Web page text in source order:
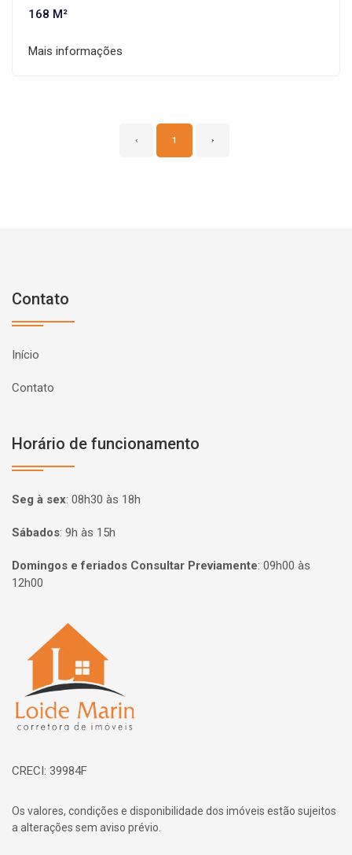
168 M²
Mais informações
‹ 1 ›
Contato
Início
Contato
Horário de funcionamento
Seg à sex: 08h30 às 18h
Sábados: 9h às 15h
Domingos e feriados Consultar Previamente: 09h00 às
12h00
Página inicial
CRECI: 39984F
Os valores, condições e disponibilidade dos imóveis estão sujeitos
a alterações sem aviso prévio.